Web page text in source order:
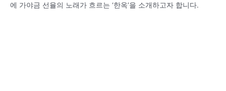
에 가야금 선율의 노래가 흐르는 ‘한옥’을 소개하고자 합니다.